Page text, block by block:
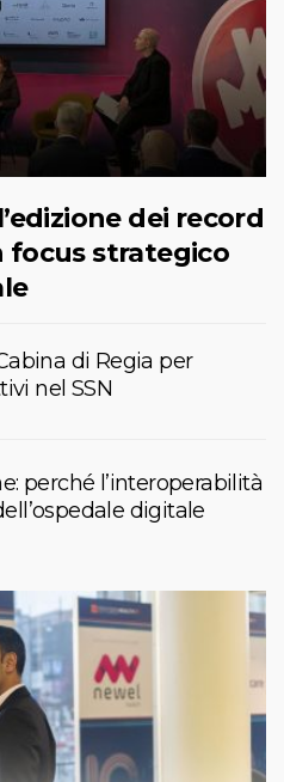
dei record
focus strategico
di Regia per
nel SSN
perché l’interoperabilità
digitale